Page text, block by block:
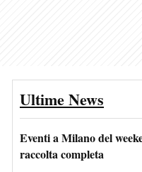
Ultime News
Eventi a Milano del
raccolta completa